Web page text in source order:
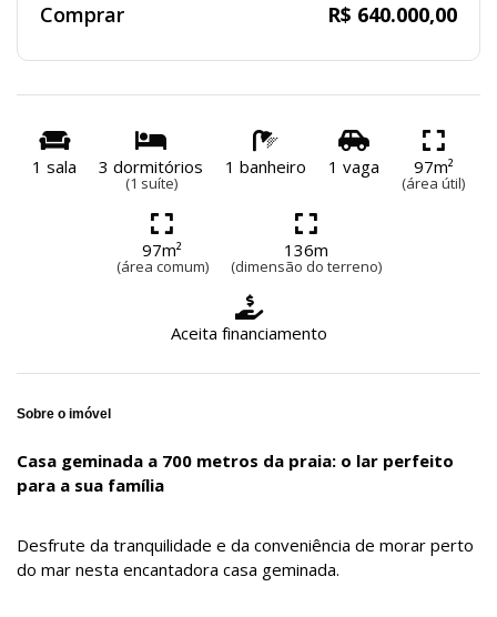
Comprar R$ 640.000,00
1 sala 3 dormitórios
(1 suíte)
1 banheiro 1 vaga 97m²
(área útil)
97m²
(área comum)
136m
(dimensão do terreno)
Aceita financiamento
Sobre o imóvel
Casa geminada a 700 metros da praia: o lar perfeito
para a sua família
Desfrute da tranquilidade e da conveniência de morar perto
do mar nesta encantadora casa geminada.